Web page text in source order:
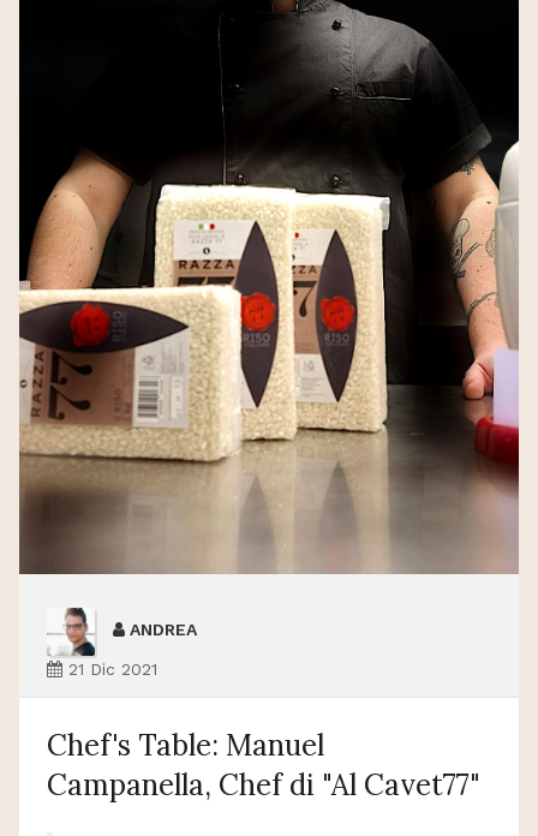
ANDREA
21 Dic 2021
Chef's Table: Manuel
Campanella, Chef di "Al Cavet77"